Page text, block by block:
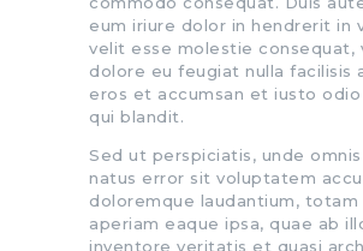
eum iriure dolor in hendrerit in
velit esse molestie consequat,
dolore eu feugiat nulla facilisis
eros et accumsan et iusto odio
qui blandit.
Sed ut perspiciatis, unde
natus error sit voluptatem
doloremque laudantium, totam
aperiam eaque ipsa, quae ab
inventore veritatis et quasi